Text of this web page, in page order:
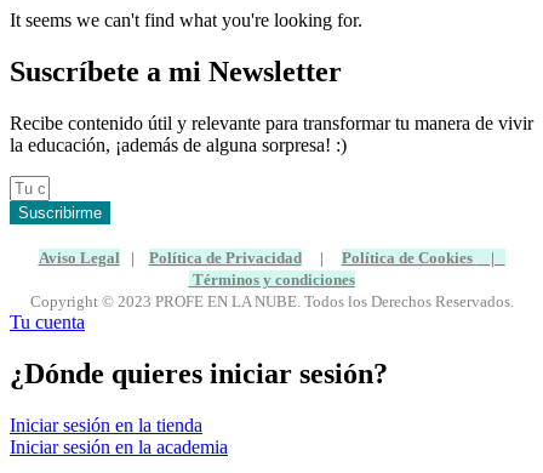
It seems we can't find what you're looking for.
Suscríbete a mi Newsletter
Recibe contenido útil y relevante para transformar tu manera de vivir
la educación, ¡además de alguna sorpresa! :)
Suscribirme
Aviso Legal | Política de Privacidad | Política de Cookies
|
Términos y condiciones
Copyright © 2023 PROFE EN LA NUBE. Todos los Derechos Reservados.
Tu cuenta
¿Dónde quieres iniciar sesión?
Iniciar sesión en la tienda
Iniciar sesión en la academia